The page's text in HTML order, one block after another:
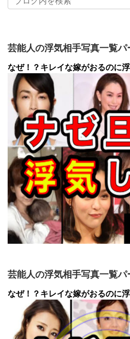
芸能人の浮気相手写真一覧
なぜ！？キレイな嫁がおるのに
芸能人の浮気相手写真一覧
なぜ！？キレイな嫁がおるのに